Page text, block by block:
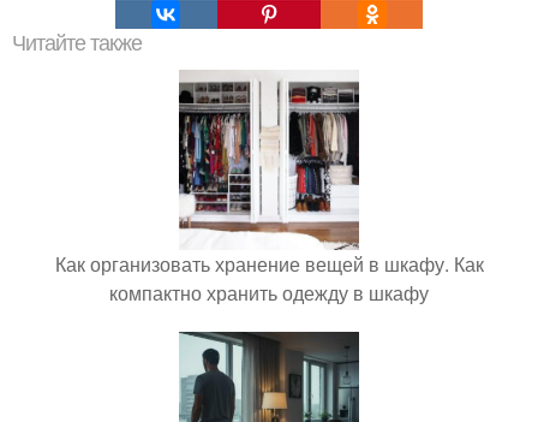
Читайте также
Как организовать хранение вещей в шкафу. Как
компактно хранить одежду в шкафу